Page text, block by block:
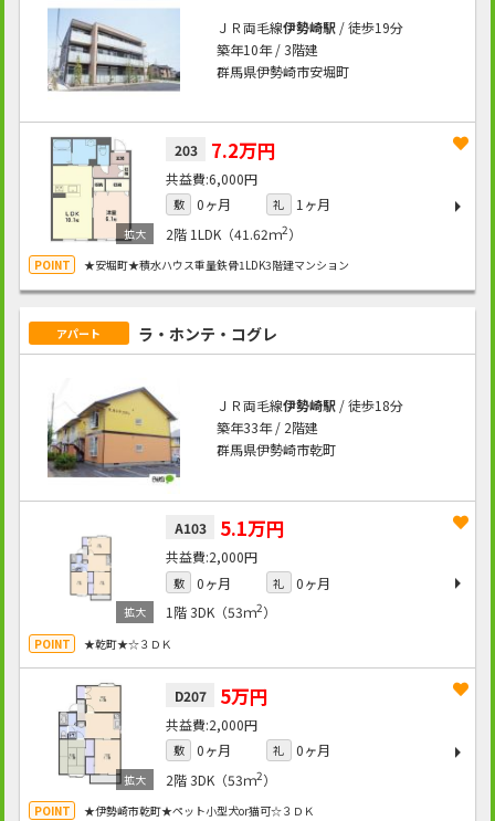
ＪＲ両毛線伊勢崎駅/ 徒歩19分
築年10年 / 3階建
群馬県伊勢崎市安堀町
203 7.2万円
6,000円
敷 0ヶ月 礼
1ヶ月
2階 1LDK（41.62ｍ2）
★安堀町★積水ハウス重量鉄骨1LDK3階建マンション
アパート ラ・ホンテ・コグレ
ＪＲ両毛線伊勢崎駅/ 徒歩18分
築年33年 / 2階建
群馬県伊勢崎市乾町
A103 5.1万円
2,000円
敷 0ヶ月 礼
0ヶ月
1階3DK（53ｍ2）
★乾町★☆３ＤＫ
D207 5万円
2,000円
敷 0ヶ月 礼
0ヶ月
2階3DK（53ｍ2）
★伊勢崎市乾町★ペット小型犬or猫可☆３ＤＫ